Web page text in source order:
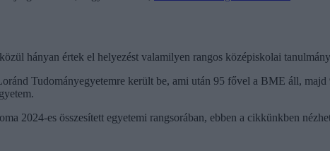
hányan értek el helyezést valamilyen rangos középiskolai
Tudományegyetemre került be, ami után 95 fővel a BME áll,
2024-es összesített egyetemi rangsorában, ebben a cikkünkben